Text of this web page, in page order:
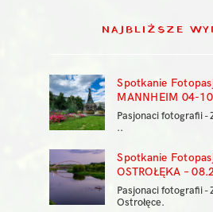
NAJBLIŻSZE
Spotkanie
MANNHEIM 04-
Pasjonaci fotografii -
..
Spotkanie
OSTROŁĘKA –
Pasjonaci fotografii -
Ostrołęce.